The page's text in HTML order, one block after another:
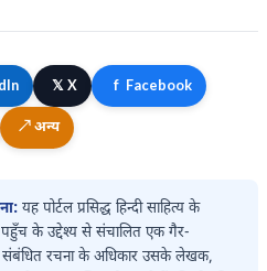
𝕏 X f Facebook
↗ अन्य
यह पोर्टल प्रसिद्ध हिन्दी साहित्य के
के उद्देश्य से संचालित एक गैर-
संबंधित रचना के अधिकार उसके लेखक,